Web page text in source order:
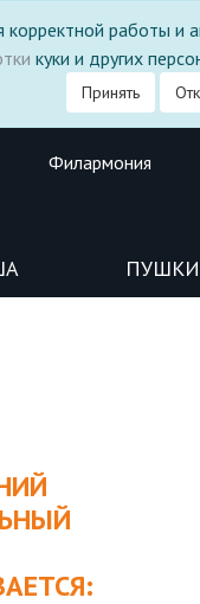
работы и
куки и других
Принять
Филармония